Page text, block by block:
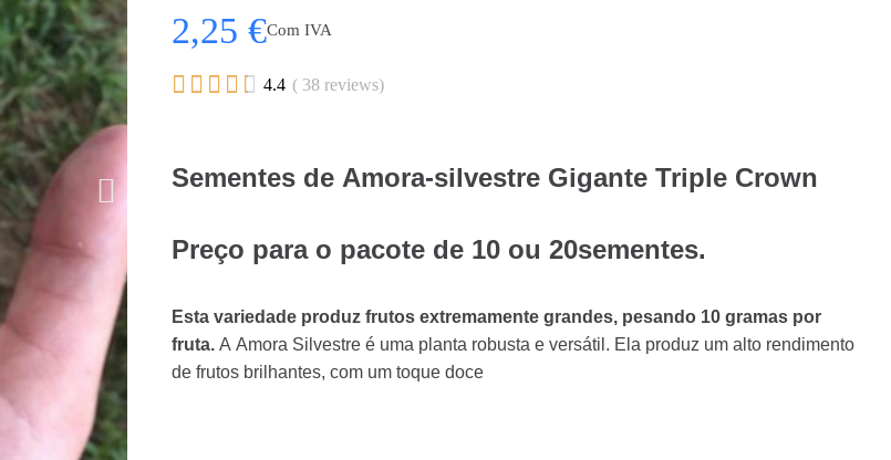
2,25 €Com IVA
     4.4 ( 38 reviews)
Sementes de Amora-silvestre Gigante Triple Crown
Preço para o pacote de 10 ou 20sementes.
Esta variedade produz frutos extremamente grandes, pesando 10 gramas por
fruta. A Amora Silvestre é uma planta robusta e versátil. Ela produz um alto rendimento
de frutos brilhantes, com um toque doce